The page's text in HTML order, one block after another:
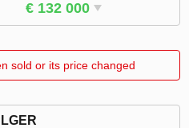
€ 132 000
sold or its price changed